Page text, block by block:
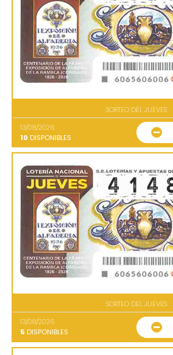
SORTEO DEL JUEVES
13/08/2026
10 DISPONIBLES
SORTEO DEL JUEVES
13/08/2026
5 DISPONIBLES